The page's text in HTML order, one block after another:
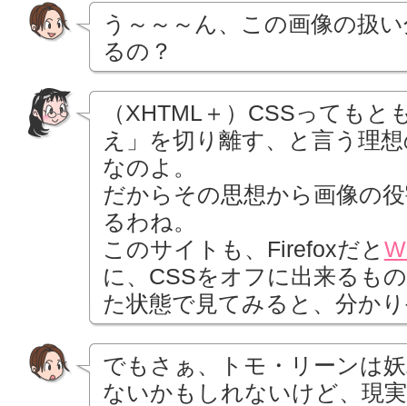
う～～～ん、この画像の扱
るの？
（XHTML＋）CSSってもと
え」を切り離す、と言う理
なのよ。
だからその思想から画像の
るわね。
このサイトも、Firefoxだと
に、CSSをオフに出来るも
た状態で見てみると、分か
でもさぁ、トモ・リーンは
ないかもしれないけど、現